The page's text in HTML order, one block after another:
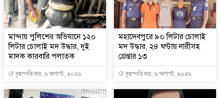
মান্দায় পুলিশের অভিযানে ১২০
লিটার চোলাই মদ উদ্ধার, দুই
মাদক কারবারি পলাতক
বৃহস্পতিবার, ৬ অগাস্ট, ২০২৬
মহাদেবপুরে ৯০ লিটার চোলাই
মদ উদ্ধার, ২৪ ঘণ্টায় নারীসহ
গ্রেপ্তার ১৩
বৃহস্পতিবার, ৬ অগাস্ট, ২০২৬